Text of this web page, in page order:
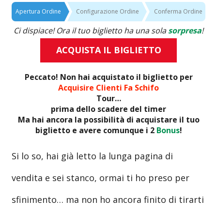
Apertura Ordine Configurazione Ordine Conferma Ordine
Ci dispiace! Ora il tuo biglietto ha una solasorpresa!
ACQUISTA IL BIGLIETTO
Peccato! Non hai acquistato il biglietto per
Acquisire Clienti Fa Schifo
Tour…
prima dello scadere del timer
Ma hai ancora la possibilità di acquistare il tuo
biglietto e avere comunque i 2 Bonus!
Si lo so, hai già letto la lunga pagina di
vendita e sei stanco, ormai ti ho preso per
sfinimento… ma non ho ancora finito di tirarti